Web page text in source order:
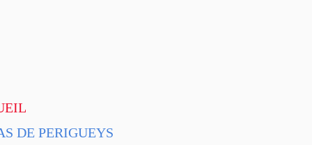
DE PERIGUEYS